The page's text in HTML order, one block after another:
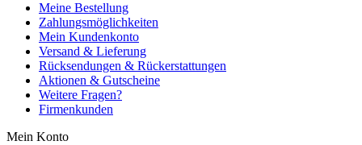
Meine Bestellung
Zahlungsmöglichkeiten
Mein Kundenkonto
Versand & Lieferung
Rücksendungen & Rückerstattungen
Aktionen & Gutscheine
Weitere Fragen?
Firmenkunden
Mein Konto